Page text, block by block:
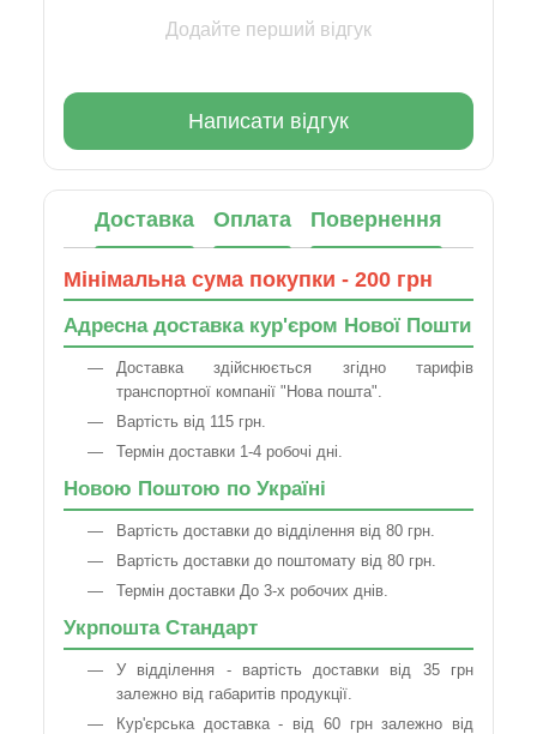
Додайте перший відгук
Написати відгук
Доставка Оплата Повернення
Мінімальна сума покупки - 200 грн
Адресна доставка кур'єром Нової Пошти
Доставка здійснюється згідно тарифів
транспортної компанії "Нова пошта".
Вартість від 115 грн.
Термін доставки 1-4 робочі дні.
Новою Поштою по Україні
Вартість доставки до відділення від 80 грн.
Вартість доставки до поштомату від 80 грн.
Термін доставки До 3-х робочих днів.
Укрпошта Стандарт
У відділення - вартість доставки від 35 грн
залежно від габаритів продукції.
Кур'єрська доставка - від 60 грн залежно від